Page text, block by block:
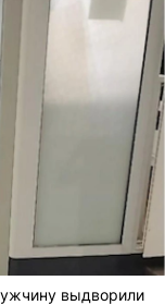
выдворили